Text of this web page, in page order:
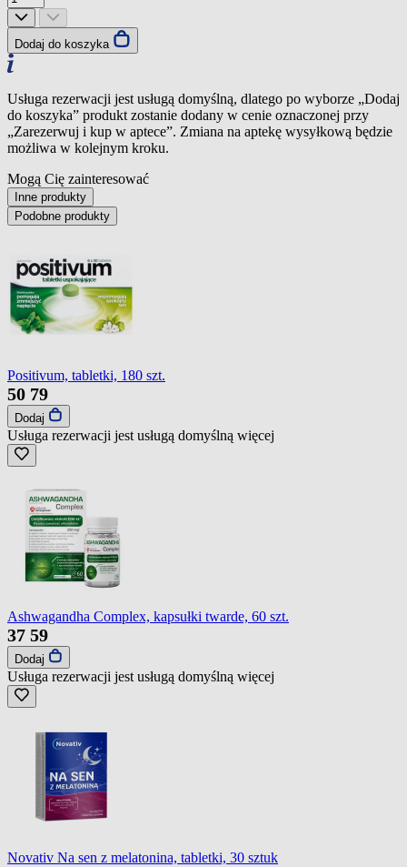
Dodaj do koszyka
Usługa rezerwacji jest usługą domyślną, dlatego po wyborze „Dodaj
do koszyka” produkt zostanie dodany w cenie oznaczonej przy
„Zarezerwuj i kup w aptece”. Zmiana na aptekę wysyłkową będzie
możliwa w kolejnym kroku.
Mogą Cię zainteresować
Inne produkty
Podobne produkty
Positivum, tabletki, 180 szt.
50 79
Dodaj
Usługa rezerwacji jest usługą domyślną więcej
Ashwagandha Complex, kapsułki twarde, 60 szt.
37 59
Dodaj
Usługa rezerwacji jest usługą domyślną więcej
Novativ Na sen z melatonina, tabletki, 30 sztuk